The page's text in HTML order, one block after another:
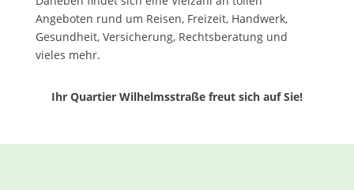
Angeboten rund um Reisen, Freizeit, Handwerk,
Gesundheit, Versicherung, Rechtsberatung und
vieles mehr.
Ihr Quartier Wilhelmsstraße freut sich auf Sie!